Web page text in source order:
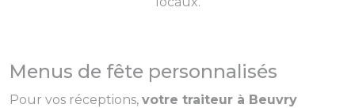
Menus de fête personnalisés
Pour vos réceptions, votre traiteur à Beuvry